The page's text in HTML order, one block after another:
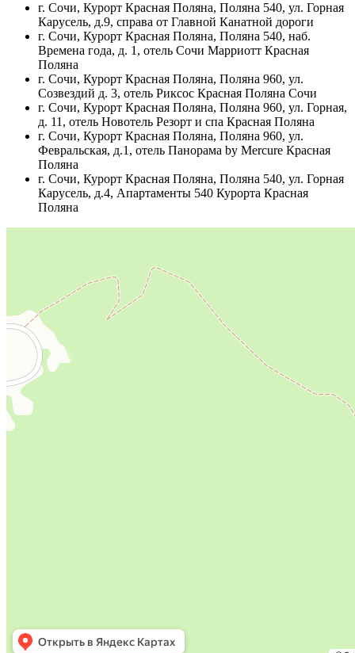
г. Сочи, Курорт Красная Поляна, Поляна 540, ул. Горная
Карусель, д.9, справа от Главной Канатной дороги
г. Сочи, Курорт Красная Поляна, Поляна 540, наб.
Времена года, д. 1, отель Сочи Марриотт Красная
Поляна
г. Сочи, Курорт Красная Поляна, Поляна 960, ул.
Созвездий д. 3, отель Риксос Красная Поляна Сочи
г. Сочи, Курорт Красная Поляна, Поляна 960, ул. Горная,
д. 11, отель Новотель Резорт и спа Красная Поляна
г. Сочи, Курорт Красная Поляна, Поляна 960, ул.
Февральская, д.1, отель Панорама by Mercure Красная
Поляна
г. Сочи, Курорт Красная Поляна, Поляна 540, ул. Горная
Карусель, д.4, Апартаменты 540 Курорта Красная
Поляна